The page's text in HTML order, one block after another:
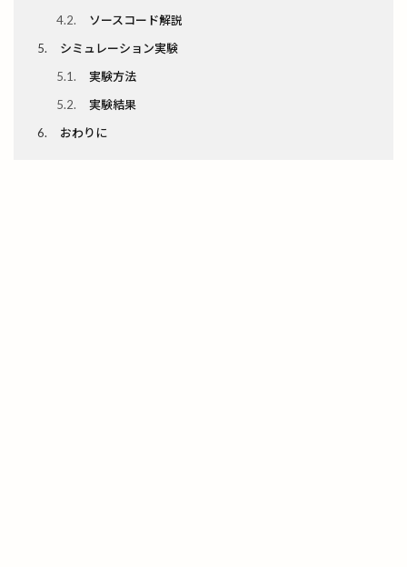
4.2
ソースコード解説
5
シミュレーション実験
5.1
実験方法
5.2
実験結果
6
おわりに